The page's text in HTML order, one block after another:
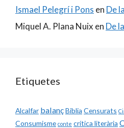
Ismael Pelegrí i Pons en De
Miquel A. Plana Nuix en De
Etiquetes
Alcalfar balançBiblia Censurats
Consumisme conte crítica literària